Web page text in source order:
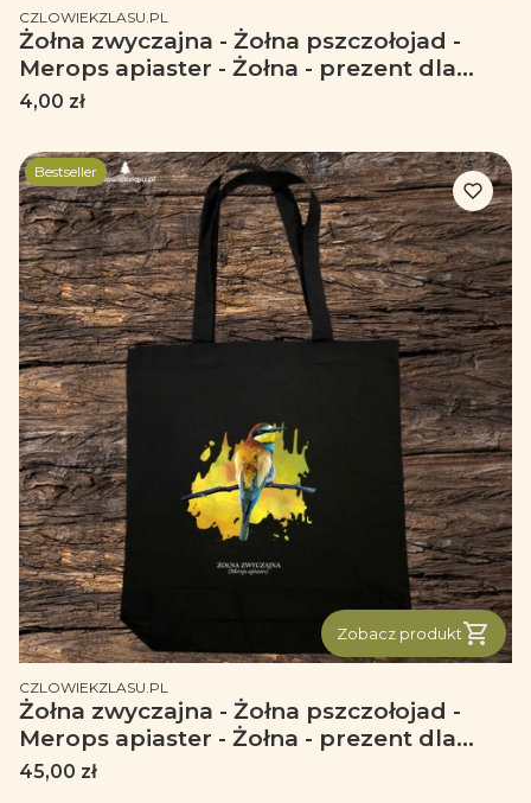
PRODUCENT
CZLOWIEKZLASU.PL
Żołna zwyczajna - Żołna pszczołojad -
Merops apiaster - Żołna - prezent dla
ornitologa – Prezent dla przyrodnika -
Cena
4,00 zł
Bestseller
Zobacz produkt
PRODUCENT
CZLOWIEKZLASU.PL
Żołna zwyczajna - Żołna pszczołojad -
Merops apiaster - Żołna - prezent dla
ornitologa – Prezent dla przyrodnika -
Cena
45,00 zł